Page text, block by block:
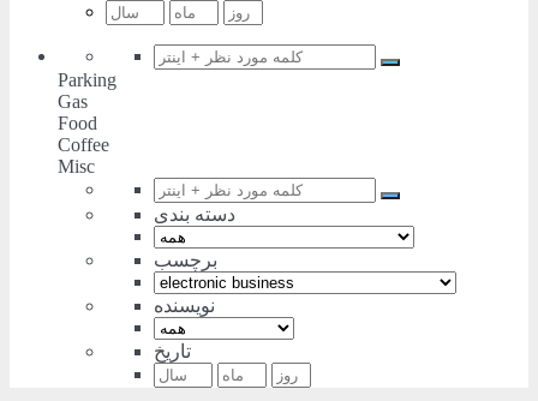
Parking
Gas
Food
Coffee
Misc
دسته بندی
برچسب
نویسنده
تاریخ